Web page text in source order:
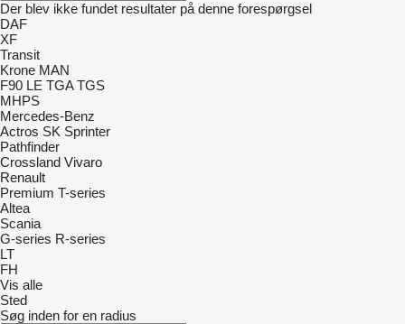
Der blev ikke fundet resultater på denne forespørgsel
DAF
XF
Transit
Krone MAN
F90 LE TGA TGS
MHPS
Mercedes-Benz
Actros SK Sprinter
Pathfinder
Crossland Vivaro
Renault
Premium T-series
Altea
Scania
G-series R-series
LT
FH
Vis alle
Sted
Søg inden for en radius